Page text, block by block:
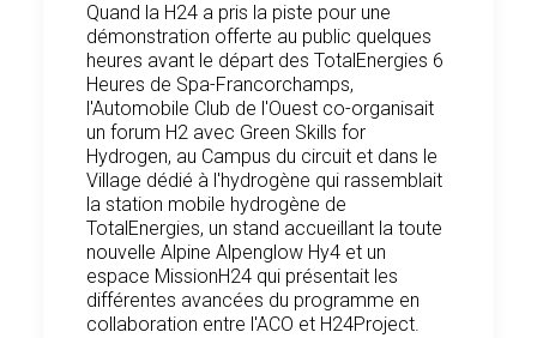
Quand la H24 a pris la piste pour une
démonstration offerte au public quelques
heures avant le départ des TotalEnergies 6
Heures de Spa-Francorchamps,
l'Automobile Club de l'Ouest co-organisait
un forum H2 avec Green Skills for
Hydrogen, au Campus du circuit et dans le
Village dédié à l'hydrogène qui rassemblait
la station mobile hydrogène de
TotalEnergies, un stand accueillant la toute
nouvelle Alpine Alpenglow Hy4 et un
espace MissionH24 qui présentait les
différentes avancées du programme en
collaboration entre l'ACO et H24Project.